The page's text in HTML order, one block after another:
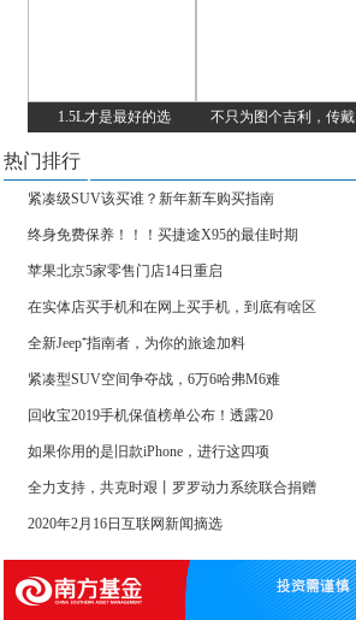
1.5L才是最好的选 不只为图个吉利，传戴
热门排行
紧凑级SUV该买谁？新年新车购买指南
终身免费保养！！！买捷途X95的最佳时期
苹果北京5家零售门店14日重启
在实体店买手机和在网上买手机，到底有啥区
全新Jeep⁺指南者，为你的旅途加料
紧凑型SUV空间争夺战，6万6哈弗M6难
回收宝2019手机保值榜单公布！透露20
如果你用的是旧款iPhone，进行这四项
全力支持，共克时艰丨罗罗动力系统联合捐赠
2020年2月16日互联网新闻摘选